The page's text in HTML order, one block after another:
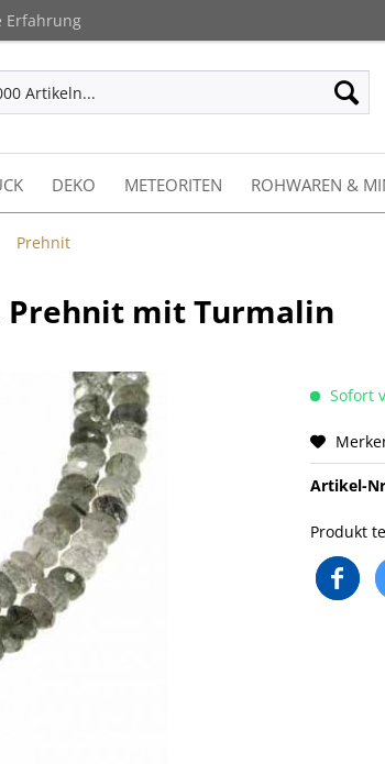
Erfahrung
DEKO METEORITEN ROHWAREN &
Prehnit
mit Turmalin
Sofort
Artikel-
Produkt